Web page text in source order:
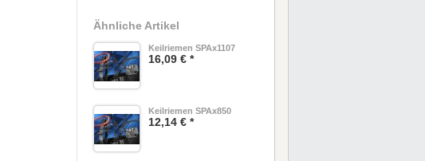
Ähnliche Artikel
Keilriemen SPAx1107
16,09 € *
Keilriemen SPAx850
12,14 € *